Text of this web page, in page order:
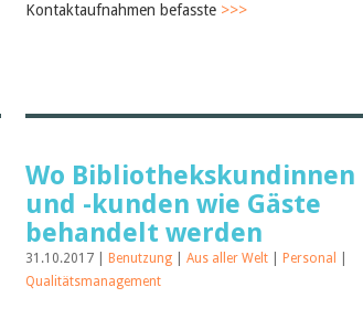
Kontaktaufnahmen befasste >>>
Wo Bibliothekskundinnen
und -kunden wie Gäste
behandelt werden
31.10.2017 | Benutzung Aus aller Welt Personal
Qualitätsmanagement